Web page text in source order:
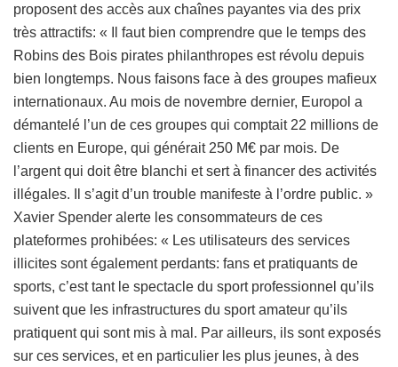
proposent des accès aux chaînes payantes via des prix
très attractifs: « Il faut bien comprendre que le temps des
Robins des Bois pirates philanthropes est révolu depuis
bien longtemps. Nous faisons face à des groupes mafieux
internationaux. Au mois de novembre dernier, Europol a
démantelé l’un de ces groupes qui comptait 22 millions de
clients en Europe, qui générait 250 M€ par mois. De
l’argent qui doit être blanchi et sert à financer des activités
illégales. Il s’agit d’un trouble manifeste à l’ordre public. »
Xavier Spender alerte les consommateurs de ces
plateformes prohibées: « Les utilisateurs des services
illicites sont également perdants: fans et pratiquants de
sports, c’est tant le spectacle du sport professionnel qu’ils
suivent que les infrastructures du sport amateur qu’ils
pratiquent qui sont mis à mal. Par ailleurs, ils sont exposés
sur ces services, et en particulier les plus jeunes, à des